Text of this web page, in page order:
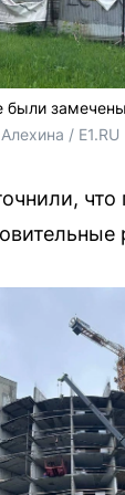
были
/ E1.RU
что